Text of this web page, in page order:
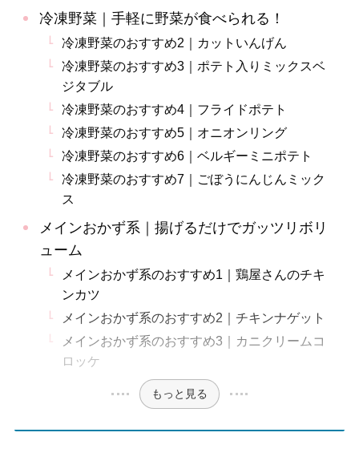
冷凍野菜｜手軽に野菜が食べられる！
冷凍野菜のおすすめ2｜カットいんげん
冷凍野菜のおすすめ3｜ポテト入りミックスベ
ジタブル
冷凍野菜のおすすめ4｜フライドポテト
冷凍野菜のおすすめ5｜オニオンリング
冷凍野菜のおすすめ6｜ベルギーミニポテト
冷凍野菜のおすすめ7｜ごぼうにんじんミック
ス
メインおかず系｜揚げるだけでガッツリボリ
ューム
メインおかず系のおすすめ1｜鶏屋さんのチキ
ンカツ
メインおかず系のおすすめ2｜チキンナゲット
メインおかず系のおすすめ3｜カニクリームコ
ロッケ
もっと見る